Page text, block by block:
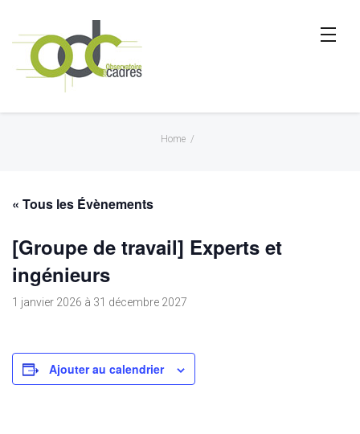
Home /
« Tous les Évènements
[Groupe de travail] Experts et
ingénieurs
1 janvier 2026 à 31 décembre 2027
Ajouter au calendrier